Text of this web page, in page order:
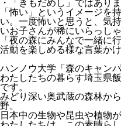
・「きもだめし」ではあり
「怖い」というイメージを
い。一度怖いと思うと、気
いお子さんが稀にいらっしゃ
「夜の森にみんなで一緒に
活動を楽しめる様な言葉か
ハンノウ大学「森のキャン
わたしたちの暮らす埼玉県
です。
みどり深い奥武蔵の森林か
野。
日本中の生物や昆虫や植物